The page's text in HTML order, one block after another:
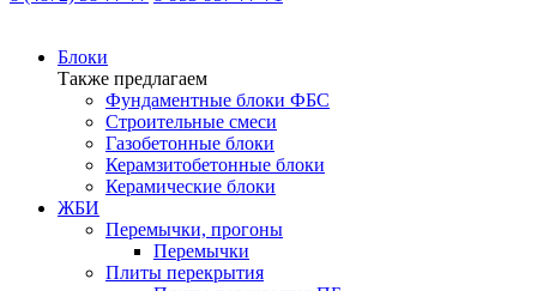
Блоки
Также предлагаем
Фундаментные блоки ФБС
Строительные смеси
Газобетонные блоки
Керамзитобетонные блоки
Керамические блоки
ЖБИ
Перемычки, прогоны
Перемычки
Плиты перекрытия